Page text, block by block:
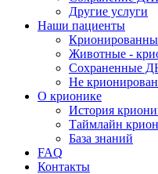
Другие услуги
Наши пациенты
Животные -
Сохраненные
Не
О крионике
История
Таймлайн
База знаний
FAQ
Контакты